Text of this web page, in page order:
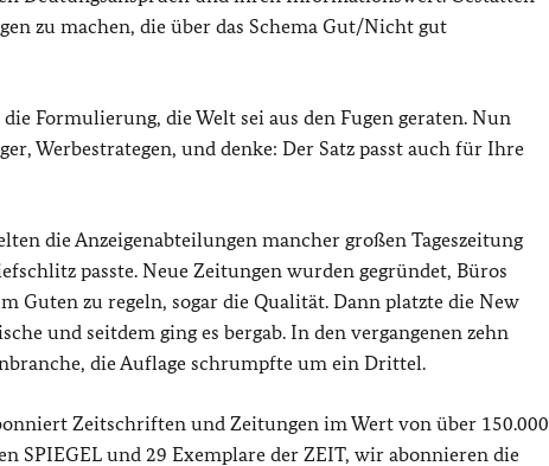
zu machen, die über das Schema Gut/Nicht gut
Formulierung, die Welt sei aus den Fugen geraten. Nun
Werbestrategen, und denke: Der Satz passt auch für Ihre
die Anzeigenabteilungen mancher großen Tageszeitung
passte. Neue Zeitungen wurden gegründet, Büros
Guten zu regeln, sogar die Qualität. Dann platzte die New
und seitdem ging es bergab. In den vergangenen zehn
die Auflage schrumpfte um ein Drittel.
Zeitschriften und Zeitungen im Wert von über 150.000
SPIEGEL und 29 Exemplare der ZEIT, wir abonnieren die